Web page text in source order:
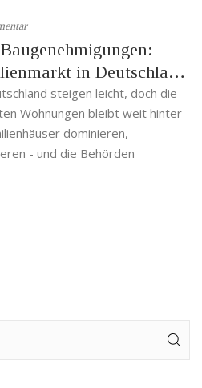
in Deutschland
steigen leicht, doch die
Wohnungen bleibt weit hinter
dominieren,
- und die Behörden